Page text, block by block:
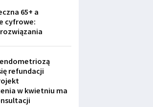
65+ a
cyfrowe:
refundacji
w kwietniu ma